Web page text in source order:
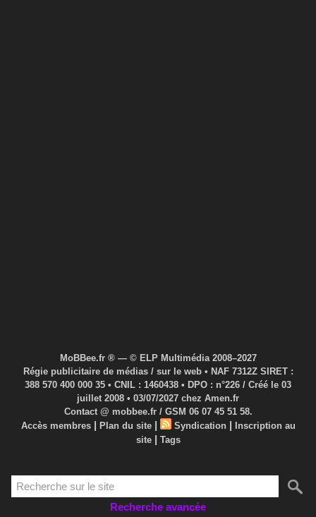
MoBBee.fr ® — © ELP Multimédia 2008–2027
Régie publicitaire de médias / sur le web • NAF 7312Z SIRET :
388 570 400 000 35 • CNIL : 1460438 • DPO : n°226 / Créé le 03
juillet 2008 • 03/07/2027 chez Amen.fr
Contact @ mobbee.fr / GSM 06 07 45 51 58.
Accès membres | Plan du site | Syndication |
Inscription au
site | Tags
Recherche avancée